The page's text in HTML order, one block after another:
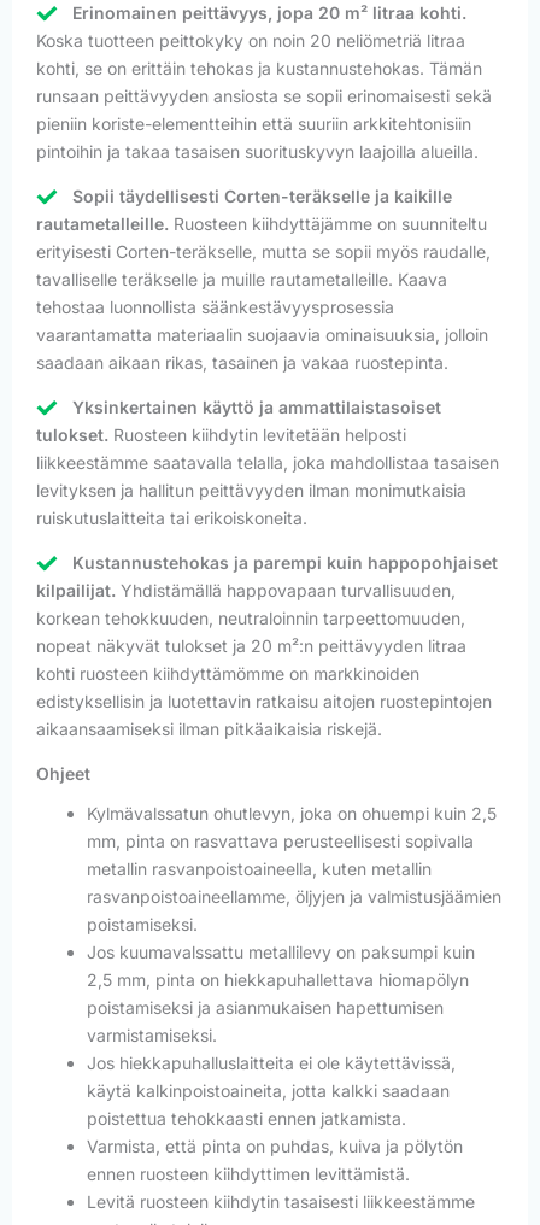
Erinomainen peittävyys, jopa 20 m² litraa kohti.
Koska tuotteen peittokyky on noin 20 neliömetriä litraa
kohti, se on erittäin tehokas ja kustannustehokas. Tämän
runsaan peittävyyden ansiosta se sopii erinomaisesti sekä
pieniin koriste-elementteihin että suuriin arkkitehtonisiin
pintoihin ja takaa tasaisen suorituskyvyn laajoilla alueilla.
Sopii täydellisesti Corten-teräkselle ja kaikille
rautametalleille. Ruosteen kiihdyttäjämme on suunniteltu
erityisesti Corten-teräkselle, mutta se sopii myös raudalle,
tavalliselle teräkselle ja muille rautametalleille. Kaava
tehostaa luonnollista säänkestävyysprosessia
vaarantamatta materiaalin suojaavia ominaisuuksia, jolloin
saadaan aikaan rikas, tasainen ja vakaa ruostepinta.
Yksinkertainen käyttö ja ammattilaistasoiset
tulokset. Ruosteen kiihdytin levitetään helposti
liikkeestämme saatavalla telalla, joka mahdollistaa tasaisen
levityksen ja hallitun peittävyyden ilman monimutkaisia
ruiskutuslaitteita tai erikoiskoneita.
Kustannustehokas ja parempi kuin happopohjaiset
kilpailijat. Yhdistämällä happovapaan turvallisuuden,
korkean tehokkuuden, neutraloinnin tarpeettomuuden,
nopeat näkyvät tulokset ja 20 m²:n peittävyyden litraa
kohti ruosteen kiihdyttämömme on markkinoiden
edistyksellisin ja luotettavin ratkaisu aitojen ruostepintojen
aikaansaamiseksi ilman pitkäaikaisia riskejä.
Ohjeet
Kylmävalssatun ohutlevyn, joka on ohuempi kuin 2,5
mm, pinta on rasvattava perusteellisesti sopivalla
metallin rasvanpoistoaineella, kuten metallin
rasvanpoistoaineellamme, öljyjen ja valmistusjäämien
poistamiseksi.
Jos kuumavalssattu metallilevy on paksumpi kuin
2,5 mm, pinta on hiekkapuhallettava hiomapölyn
poistamiseksi ja asianmukaisen hapettumisen
varmistamiseksi.
Jos hiekkapuhalluslaitteita ei ole käytettävissä,
käytä kalkinpoistoaineita, jotta kalkki saadaan
poistettua tehokkaasti ennen jatkamista.
Varmista, että pinta on puhdas, kuiva ja pölytön
ennen ruosteen kiihdyttimen levittämistä.
Levitä ruosteen kiihdytin tasaisesti liikkeestämme